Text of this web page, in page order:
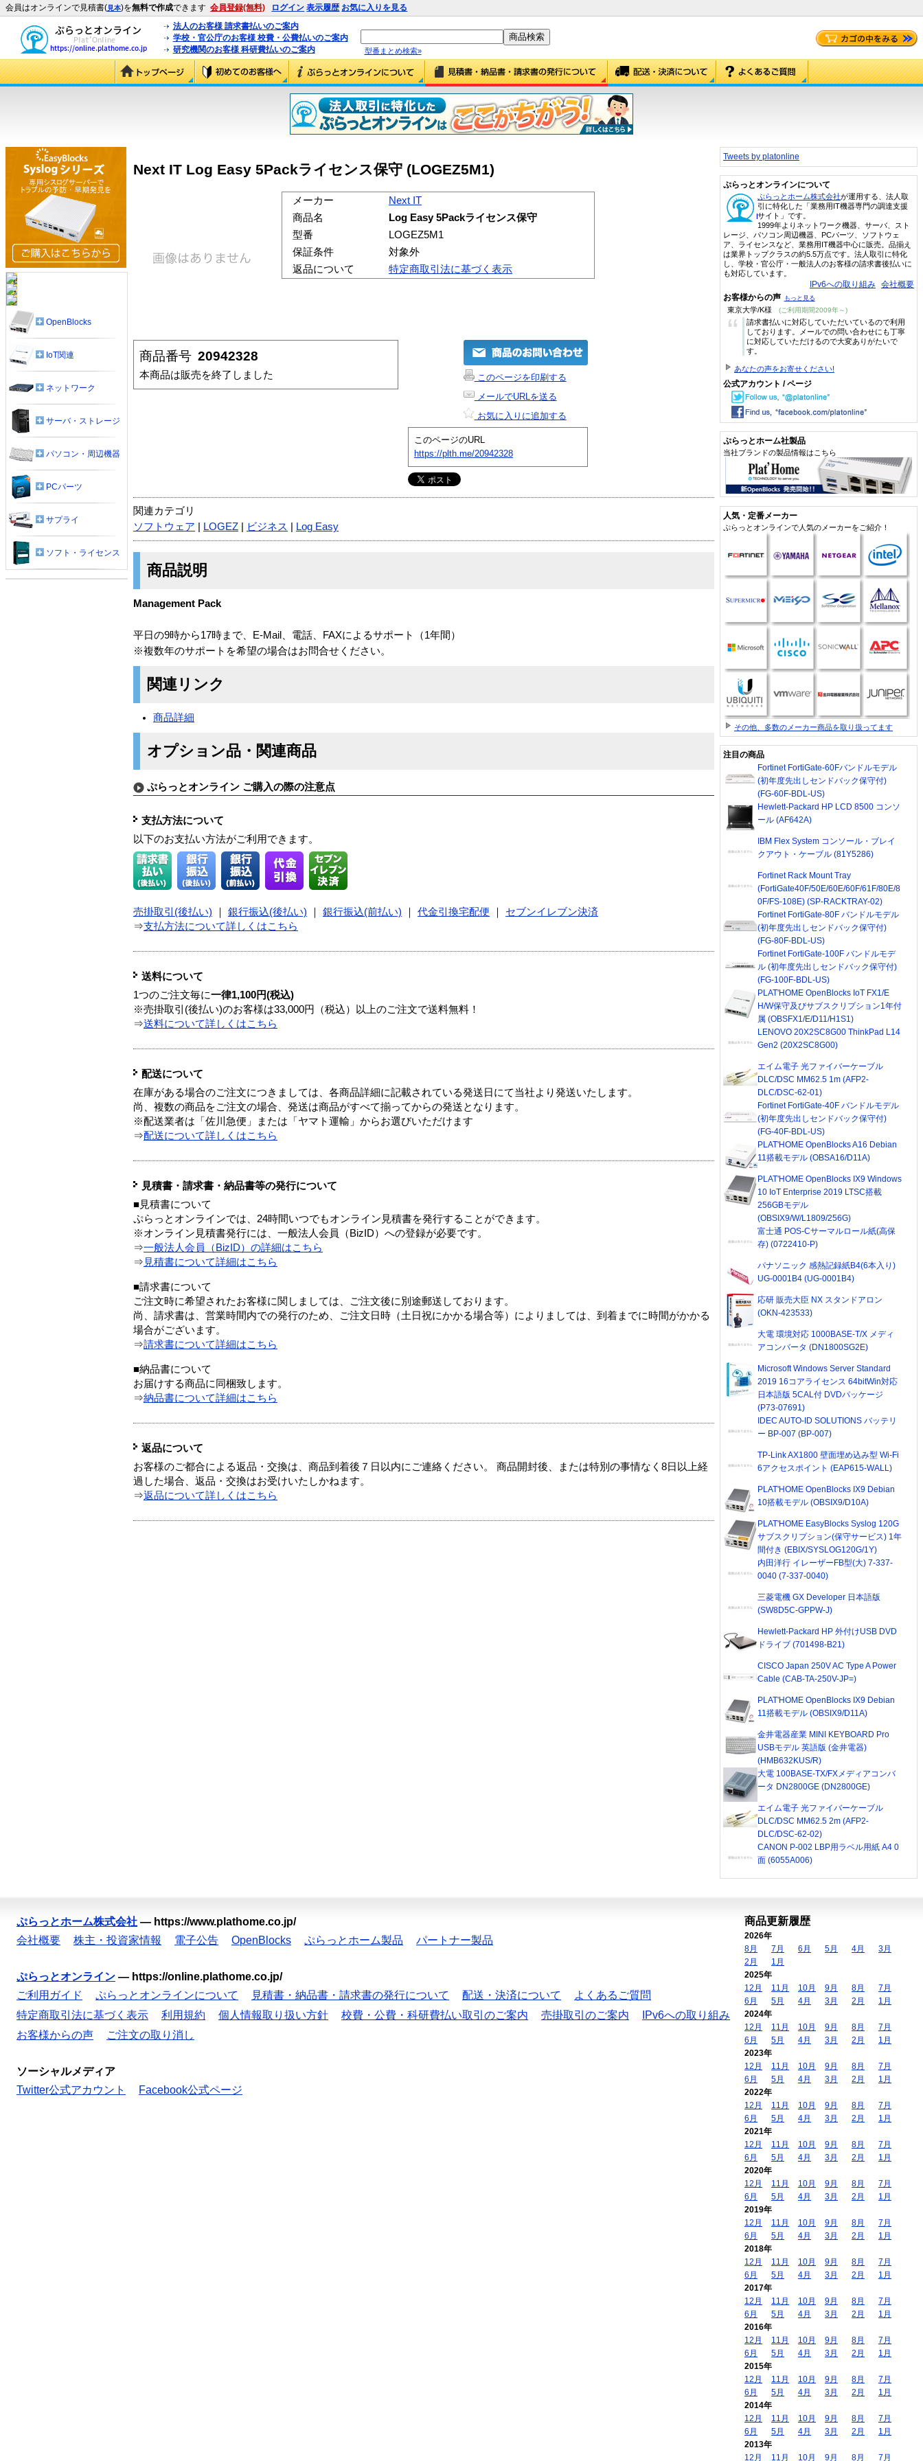
会員はオンラインで見積書(見本)を無料で作成できます 会員登録(無料) ログイン 表示履歴 お気に入りを見る
法人のお客様 請求書払いのご案内
学校・官公庁のお客様 校費・公費払いのご案内
研究機関のお客様 科研費払いのご案内
型番まとめ検索»
Next IT Log Easy 5Packライセンス保守 (LOGEZ5M1)
メーカー
Next IT
商品名
Log Easy 5Packライセンス保守
型番
LOGEZ5M1
保証条件
対象外
返品について
特定商取引法に基づく表示
商品番号 20942328
本商品は販売を終了しました
このページを印刷する
メールでURLを送る
お気に入りに追加する
このページのURL
https://plth.me/20942328
関連カテゴリ
ソフトウェア
LOGEZ ビジネス Log Easy
商品説明
Management Pack
平日の9時から17時まで、E-Mail、電話、FAXによるサポート（1年間）
※複数年のサポートを希望の場合はお問合せください。
関連リンク
商品詳細
オプション品・関連商品
ぷらっとオンライン ご購入の際の注意点
支払方法について
以下のお支払い方法がご利用できます。
売掛取引(後払い) 銀行振込(後払い) 銀行振込(前払い) 代金引換宅配便
セブンイレブン決済
⇒支払方法について詳しくはこちら
送料について
1つのご注文毎に一律1,100円(税込)
※売掛取引(後払い)のお客様は33,000円（税込）以上のご注文で送料無料！
⇒送料について詳しくはこちら
配送について
在庫がある場合のご注文につきましては、各商品詳細に記載されている発送日にて当社より発送いたします。
尚、複数の商品をご注文の場合、発送は商品がすべて揃ってからの発送となります。
※配送業者は「佐川急便」または「ヤマト運輸」からお選びいただけます
⇒配送について詳しくはこちら
見積書・請求書・納品書等の発行について
■見積書について
ぷらっとオンラインでは、24時間いつでもオンライン見積書を発行することができます。
※オンライン見積書発行には、一般法人会員（BizID）への登録が必要です。
⇒一般法人会員（BizID）の詳細はこちら
⇒ 見積書について詳細はこちら
■請求書について
ご注文時に希望されたお客様に関しましては、ご注文後に別途郵送しております。
尚、請求書は、営業時間内での発行のため、ご注文日時（土日祝にかかる場合等）によりましては、到着までに時間がかかる
場合がございます。
⇒請求書について詳細はこちら
■納品書について
お届けする商品に同梱致します。
⇒納品書について詳細はこちら
返品について
お客様のご都合による返品・交換は、商品到着後７日以内にご連絡ください。 商品開封後、または特別の事情なく8日以上経
過した場合、返品・交換はお受けいたしかねます。
⇒返品について詳しくはこちら
OpenBlocks
IoT関連
ネットワーク
サーバ・ストレージ
パソコン・周辺機器
PCパーツ
サプライ
ソフト・ライセンス
Tweets by platonline
ぷらっとオンラインについて
ぷらっとホーム株式会社が運用する、法人取
引に特化した「業務用IT機器専門の調達支援
サイト」です。
1999年よりネットワーク機器、サーバ、スト
レージ、パソコン周辺機器、PCパーツ、ソフトウェ
ア、ライセンスなど、業務用IT機器中心に販売。品揃え
は業界トップクラスの約5.5万点です。法人取引に特化
し、学校・官公庁・一般法人のお客様の請求書後払いに
も対応しています。
IPv6への取り組み 会社概要
お客様からの声 もっと見る
東京大学/K様 (ご利用期間2009年～)
“
請求書払いに対応していただいているので利用
しております。メールでの問い合わせにも丁寧
に対応していただけるので大変ありがたいで
す。
あなたの声をお寄せください!
公式アカウント / ページ
ぷらっとホーム社製品
当社ブランドの製品情報はこちら
人気・定番メーカー
ぷらっとオンラインで人気のメーカーをご紹介！
その他、多数のメーカー商品を取り扱ってます
注目の商品
Fortinet FortiGate-60Fバンドルモデル
(初年度先出しセンドバック保守付)
(FG-60F-BDL-US)
Hewlett-Packard HP LCD 8500 コンソ
ール (AF642A)
IBM Flex System コンソール・ブレイ
クアウト・ケーブル (81Y5286)
Fortinet Rack Mount Tray
(FortiGate40F/50E/60E/60F/61F/80E/8
0F/FS-108E) (SP-RACKTRAY-02)
Fortinet FortiGate-80F バンドルモデル
(初年度先出しセンドバック保守付)
(FG-80F-BDL-US)
Fortinet FortiGate-100F バンドルモデ
ル (初年度先出しセンドバック保守付)
(FG-100F-BDL-US)
PLAT'HOME OpenBlocks IoT FX1/E
H/W保守及びサブスクリプション1年付
属 (OBSFX1/E/D11/H1S1)
LENOVO 20X2SC8G00 ThinkPad L14
Gen2 (20X2SC8G00)
エイム電子 光ファイバーケーブル
DLC/DSC MM62.5 1m (AFP2-
DLC/DSC-62-01)
Fortinet FortiGate-40F バンドルモデル
(初年度先出しセンドバック保守付)
(FG-40F-BDL-US)
PLAT'HOME OpenBlocks A16 Debian
11搭載モデル (OBSA16/D11A)
PLAT'HOME OpenBlocks IX9 Windows
10 IoT Enterprise 2019 LTSC搭載
256GBモデル
(OBSIX9/W/L1809/256G)
富士通 POS-Cサーマルロール紙(高保
存) (0722410-P)
パナソニック 感熱記録紙B4(6本入り)
UG-0001B4 (UG-0001B4)
応研 販売大臣 NX スタンドアロン
(OKN-423533)
大電 環境対応 1000BASE-T/X メディ
アコンバータ (DN1800SG2E)
Microsoft Windows Server Standard
2019 16コアライセンス 64bitWin対応
日本語版 5CAL付 DVDパッケージ
(P73-07691)
IDEC AUTO-ID SOLUTIONS バッテリ
ー BP-007 (BP-007)
TP-Link AX1800 壁面埋め込み型 Wi-Fi
6アクセスポイント (EAP615-WALL)
PLAT'HOME OpenBlocks IX9 Debian
10搭載モデル (OBSIX9/D10A)
PLAT'HOME EasyBlocks Syslog 120G
サブスクリプション(保守サービス) 1年
間付き (EBIX/SYSLOG120G/1Y)
内田洋行 イレーザーFB型(大) 7-337-
0040 (7-337-0040)
三菱電機 GX Developer 日本語版
(SW8D5C-GPPW-J)
Hewlett-Packard HP 外付けUSB DVD
ドライブ (701498-B21)
CISCO Japan 250V AC Type A Power
Cable (CAB-TA-250V-JP=)
PLAT'HOME OpenBlocks IX9 Debian
11搭載モデル (OBSIX9/D11A)
金井電器産業 MINI KEYBOARD Pro
USBモデル 英語版 (金井電器)
(HMB632KUS/R)
大電 100BASE-TX/FXメディアコンバ
ータ DN2800GE (DN2800GE)
エイム電子 光ファイバーケーブル
DLC/DSC MM62.5 2m (AFP2-
DLC/DSC-62-02)
CANON P-002 LBP用ラベル用紙 A4 0
面 (6055A006)
ぷらっとホーム株式会社 — https://www.plathome.co.jp/
会社概要
株主・投資家情報 電子公告 OpenBlocks ぷらっとホーム製品 パートナー製品
ぷらっとオンライン — https://online.plathome.co.jp/
ご利用ガイド
ぷらっとオンラインについて 見積書・納品書・請求書の発行について 配送・決済について
よくあるご質問
特定商取引法に基づく表示
利用規約 個人情報取り扱い方針 校費・公費・科研費払い取引のご案内 売掛取引のご案内
IPv6への取り組み
お客様からの声
ご注文の取り消し
ソーシャルメディア
Twitter公式アカウント
Facebook公式ページ
商品更新履歴
2026年
8月
7月 6月 5月 4月
3月
2月
1月
2025年
12月
11月 10月 9月 8月
7月
6月
5月 4月 3月 2月
1月
2024年
12月
11月 10月 9月 8月
7月
6月
5月 4月 3月 2月
1月
2023年
12月
11月 10月 9月 8月
7月
6月
5月 4月 3月 2月
1月
2022年
12月
11月 10月 9月 8月
7月
6月
5月 4月 3月 2月
1月
2021年
12月
11月 10月 9月 8月
7月
6月
5月 4月 3月 2月
1月
2020年
12月
11月 10月 9月 8月
7月
6月
5月 4月 3月 2月
1月
2019年
12月
11月 10月 9月 8月
7月
6月
5月 4月 3月 2月
1月
2018年
12月
11月 10月 9月 8月
7月
6月
5月 4月 3月 2月
1月
2017年
12月
11月 10月 9月 8月
7月
6月
5月 4月 3月 2月
1月
2016年
12月
11月 10月 9月 8月
7月
6月
5月 4月 3月 2月
1月
2015年
12月
11月 10月 9月 8月
7月
6月
5月 4月 3月 2月
1月
2014年
12月
11月 10月 9月 8月
7月
6月
5月 4月 3月 2月
1月
2013年
12月
11月 10月 9月 8月 7月